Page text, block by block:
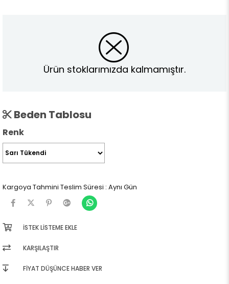
Ürün stoklarımızda kalmamıştır.
Beden Tablosu
Renk
Kargoya Tahmini Teslim Süresi : Aynı Gün
İSTEK LISTEME EKLE
KARŞILAŞTIR
FIYAT DÜŞÜNCE HABER VER